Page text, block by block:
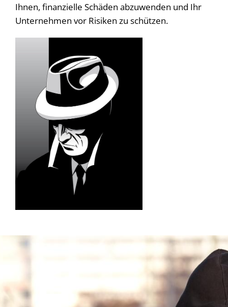
Ihnen, finanzielle Schäden abzuwenden und Ihr
Unternehmen vor Risiken zu schützen.